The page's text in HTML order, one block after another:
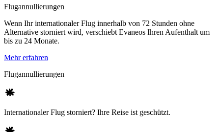
Flugannullierungen
Wenn Ihr internationaler Flug innerhalb von 72 Stunden ohne
Alternative storniert wird, verschiebt Evaneos Ihren Aufenthalt um
bis zu 24 Monate.
Mehr erfahren
Flugannullierungen
Internationaler Flug storniert? Ihre Reise ist geschützt.